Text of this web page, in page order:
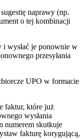
naprawy (np.
o tej kombinacji
i wysłać je ponownie w
przesyłania
UPO w formacie
faktur, które już
wysłania
numerem skutkuje
fakturę korygującą,